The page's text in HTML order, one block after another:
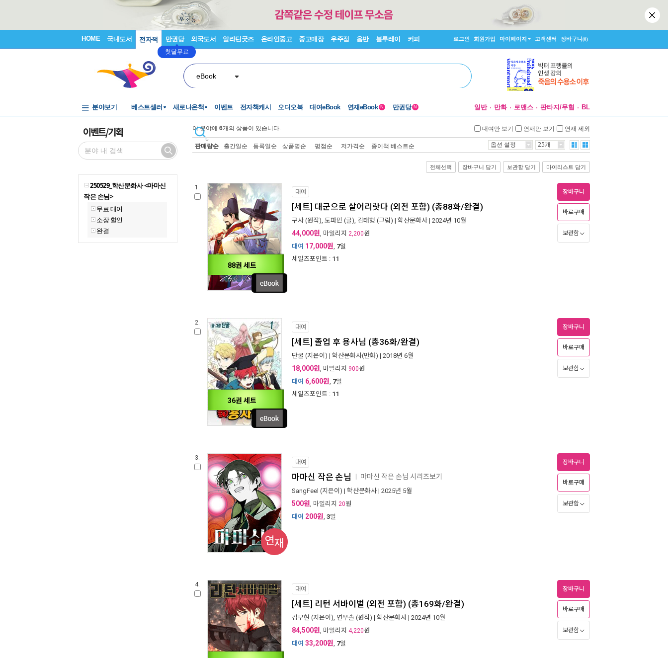
HOME 국내도서 전자책 만권당
첫달무료
외국도서 알라딘굿즈 온라인중고 중고매장 우주점 음반 블루레이 커피 로그인 회원가입 마이페이지 고객센터 장바구니(0)
eBook
분야보기 베스트셀러 새로나온책 이벤트 전자책캐시 오디오북 대여eBook 연재eBook N 만권당 N 일반 만화 로맨스 판타지/무협 BL
이벤트/기획
250529_학산문화사 <마마신
작은 손님>
무료 대여
소장 할인
완결
이 분야에 6개의 상품이 있습니다. 대여만 보기 연재만 보기 연재 제외
판매량순 출간일순 등록일순 상품명순 평점순 저가격순 종이책 베스트순 옵션 설정 25개
전체선택 장바구니 담기 보관함 담기 마이리스트 담기
1.
88권 세트
대여
[세트] 대군으로 살어리랏다 (외전 포함) (총88화/완결)
구사 (원작), 도파민 (글), 김태형 (그림) | 학산문화사 | 2024년 10월
44,000원, 마일리지 2,200원
대여 17,000원, 7일
세일즈포인트 : 11
장바구니
바로구매
보관함
2.
36권 세트
대여
[세트] 졸업 후 용사님 (총36화/완결)
단굴 (지은이) | 학산문화사(만화) | 2018년 6월
18,000원, 마일리지 900원
대여 6,600원, 7일
세일즈포인트 : 11
장바구니
바로구매
보관함
3.
대여
마마신 작은 손님 마마신 작은 손님 시리즈보기
SangFeel (지은이) | 학산문화사 | 2025년 5월
500원, 마일리지 20원
대여 200원, 3일
장바구니
바로구매
보관함
4.
대여
[세트] 리턴 서바이벌 (외전 포함) (총169화/완결)
김무현 (지은이), 연우솔 (원작) | 학산문화사 | 2024년 10월
84,500원, 마일리지 4,220원
대여 33,200원, 7일
장바구니
바로구매
보관함